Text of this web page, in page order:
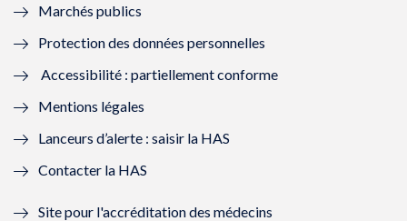
n
ê
t
r
e
)
n
ê
r
ê
t
e
ê
Marchés publics
Protection des données personnelles
Accessibilité : partiellement conforme
Mentions légales
Lanceurs d’alerte : saisir la HAS
Contacter la HAS
Site pour l'accréditation des médecins